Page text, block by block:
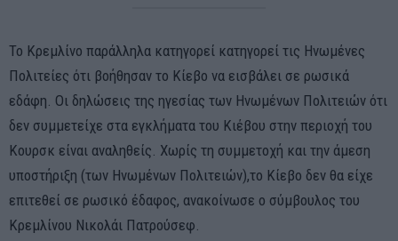
Το Κρεμλίνο παράλληλα κατηγορεί κατηγορεί τις Ηνωμένες
Πολιτείες ότι βοήθησαν το Κίεβο να εισβάλει σε ρωσικά
εδάφη. Οι δηλώσεις της ηγεσίας των Ηνωμένων Πολιτειών ότι
δεν συμμετείχε στα εγκλήματα του Κιέβου στην περιοχή του
Κουρσκ είναι αναληθείς. Χωρίς τη συμμετοχή και την άμεση
υποστήριξη (των Ηνωμένων Πολιτειών),το Κίεβο δεν θα είχε
επιτεθεί σε ρωσικό έδαφος, ανακοίνωσε ο σύμβουλος του
Κρεμλίνου Νικολάι Πατρούσεφ.